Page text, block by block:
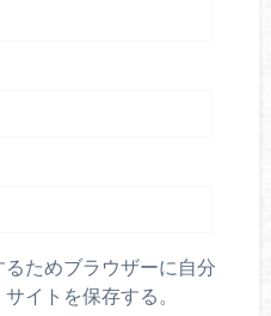
ためブラウザーに自分
イトを保存する。